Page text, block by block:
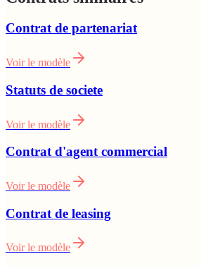
Contrat de partenariat
Voir le modèle
Statuts de societe
Voir le modèle
Contrat d'agent commercial
Voir le modèle
Contrat de leasing
Voir le modèle